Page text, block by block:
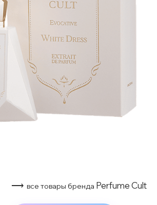
⟶ все товары бренда Perfume Cult